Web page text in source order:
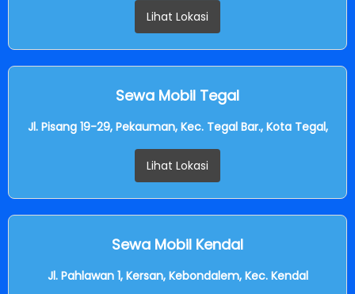
Lihat Lokasi
Sewa Mobil Tegal
Jl. Pisang 19-29, Pekauman, Kec. Tegal Bar., Kota Tegal,
Lihat Lokasi
Sewa Mobil Kendal
Jl. Pahlawan 1, Kersan, Kebondalem, Kec. Kendal